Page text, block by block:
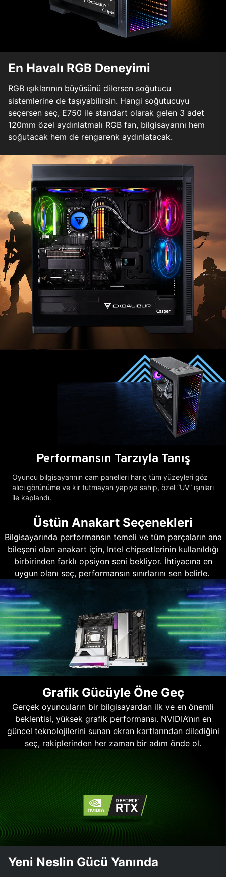
En Havalı RGB Deneyimi
RGB ışıklarının büyüsünü dilersen soğutucu
sistemlerine de taşıyabilirsin. Hangi soğutucuyu
seçersen seç, E750 ile standart olarak gelen 3 adet
120mm özel aydınlatmalı RGB fan, bilgisayarını hem
soğutacak hem de rengarenk aydınlatacak.
Performansın Tarzıyla Tanış
Oyuncu bilgisayarının cam panelleri hariç tüm yüzeyleri göz
alıcı görünüme ve kir tutmayan yapıya sahip, özel “UV” ışınları
ile kaplandı.
Üstün Anakart Seçenekleri
Bilgisayarında performansın temeli ve tüm parçaların ana
bileşeni olan anakart için, Intel chipsetlerinin kullanıldığı
birbirinden farklı opsiyon seni bekliyor. İhtiyacına en
uygun olanı seç, performansın sınırlarını sen belirle.
Grafik Gücüyle Öne Geç
Gerçek oyuncuların bir bilgisayardan ilk ve en önemli
beklentisi, yüksek grafik performansı. NVIDIA’nın en
güncel teknolojilerini sunan ekran kartlarından dilediğini
seç, rakiplerinden her zaman bir adım önde ol.
Yeni Neslin Gücü Yanında